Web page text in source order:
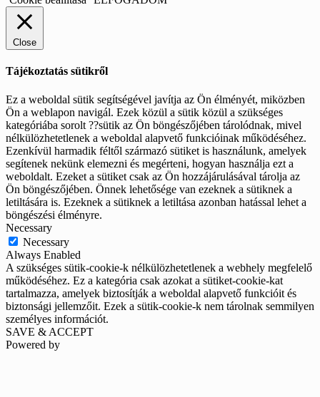
Close
Tájékoztatás sütikről
Ez a weboldal sütik segítségével javítja az Ön élményét, miközben
Ön a weblapon navigál. Ezek közül a sütik közül a szükséges
kategóriába sorolt ??sütik az Ön böngészőjében tárolódnak, mivel
nélkülözhetetlenek a weboldal alapvető funkcióinak működéséhez.
Ezenkívül harmadik féltől származó sütiket is használunk, amelyek
segítenek nekünk elemezni és megérteni, hogyan használja ezt a
weboldalt. Ezeket a sütiket csak az Ön hozzájárulásával tárolja az
Ön böngészőjében. Önnek lehetősége van ezeknek a sütiknek a
letiltására is. Ezeknek a sütiknek a letiltása azonban hatással lehet a
böngészési élményre.
Necessary
Necessary
Always Enabled
A szükséges sütik-cookie-k nélkülözhetetlenek a webhely megfelelő
működéséhez. Ez a kategória csak azokat a sütiket-cookie-kat
tartalmazza, amelyek biztosítják a weboldal alapvető funkcióit és
biztonsági jellemzőit. Ezek a sütik-cookie-k nem tárolnak semmilyen
személyes információt.
SAVE & ACCEPT
Powered by